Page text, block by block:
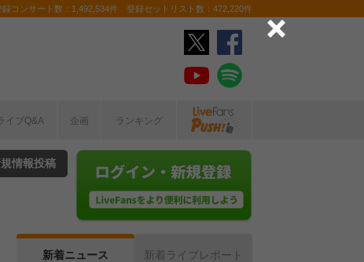
コンサート数：1,492,534件 登録セットリスト数：472,220件
ライブQ&A 企画 ランキング
情報投稿
新着ニュース 新着ライブレポート